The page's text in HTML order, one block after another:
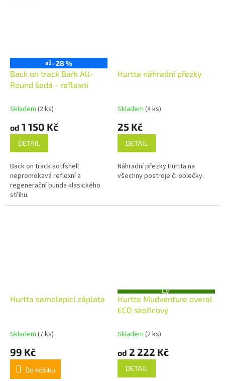
až–28 %
Back on track Bark All-
Round šedá - reflexní
Skladem (2 ks)
od 1 150 Kč
DETAIL
Back on track sotfshell
nepromokavá reflexní a
regenerační bunda klasického
střihu.
Hurtta náhradní přezky
Skladem (4 ks)
25 Kč
DETAIL
Náhradní přezky Hurtta na
všechny postroje či oblečky.
Hurtta samolepicí záplata
Skladem (7 ks)
99 Kč
Do košíku
Z
D
Hurtta Mudventure overal
ECO skořicový
Skladem (2 ks)
od 2 222 Kč
DETAIL